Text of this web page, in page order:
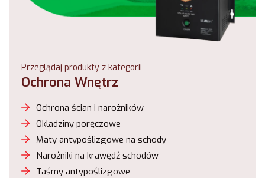
Przeglądaj produkty z kategorii
Ochrona Wnętrz
Ochrona ścian i narożników
Okladziny poręczowe
Maty antypoślizgowe na schody
Narożniki na krawędź schodów
Taśmy antypoślizgowe